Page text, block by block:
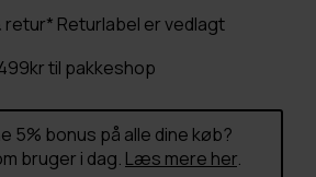
retur* Returlabel er vedlagt
til pakkeshop
5% bonus på alle dine køb?
bruger i dag. Læs mere her.